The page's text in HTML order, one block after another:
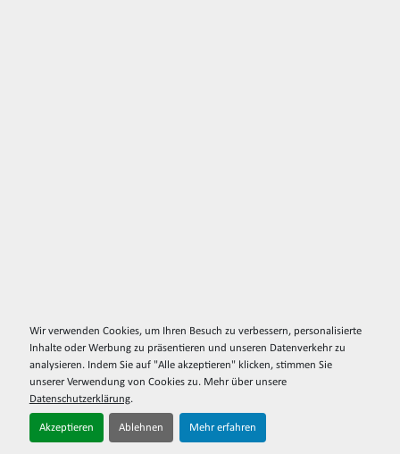
Wir verwenden Cookies, um Ihren Besuch zu verbessern, personalisierte
Inhalte oder Werbung zu präsentieren und unseren Datenverkehr zu
analysieren. Indem Sie auf "Alle akzeptieren" klicken, stimmen Sie
unserer Verwendung von Cookies zu. Mehr über unsere
Datenschutzerklärung.
Akzeptieren Ablehnen Mehr erfahren